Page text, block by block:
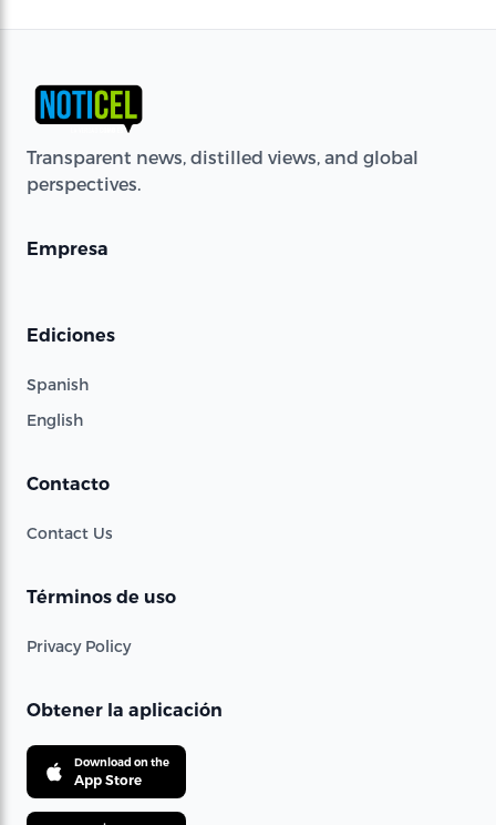
Transparent news, distilled views, and global
perspectives.
Empresa
Ediciones
Spanish
English
Contacto
Contact Us
Términos de uso
Privacy Policy
Obtener la aplicación
Download on the
App Store